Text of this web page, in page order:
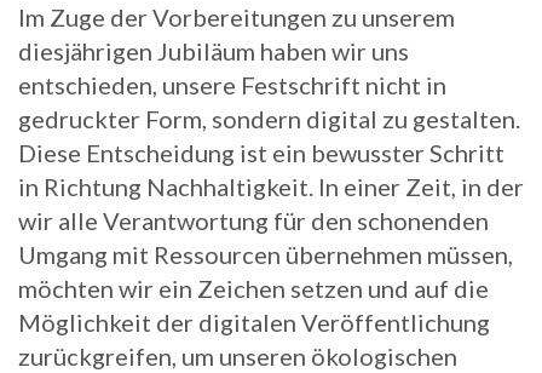
Im Zuge der Vorbereitungen zu unserem
diesjährigen Jubiläum haben wir uns
entschieden, unsere Festschrift nicht in
gedruckter Form, sondern digital zu gestalten.
Diese Entscheidung ist ein bewusster Schritt
in Richtung Nachhaltigkeit. In einer Zeit, in der
wir alle Verantwortung für den schonenden
Umgang mit Ressourcen übernehmen müssen,
möchten wir ein Zeichen setzen und auf die
Möglichkeit der digitalen Veröffentlichung
zurückgreifen, um unseren ökologischen